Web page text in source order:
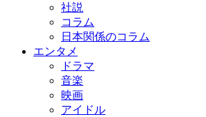
社説
コラム
日本関係のコラム
エンタメ
ドラマ
音楽
映画
アイドル